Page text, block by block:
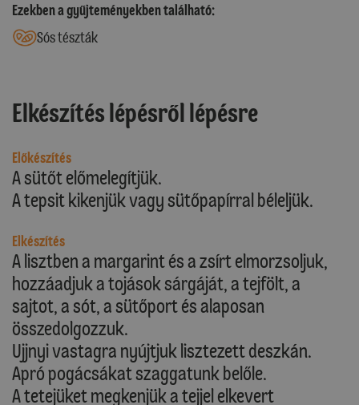
Ezekben a gyűjteményekben található:
Sós tészták
Elkészítés lépésről lépésre
Előkészítés
A sütőt előmelegítjük.
A tepsit kikenjük vagy sütőpapírral béleljük.
Elkészítés
A lisztben a margarint és a zsírt elmorzsoljuk,
hozzáadjuk a tojások sárgáját, a tejfölt, a
sajtot, a sót, a sütőport és alaposan
összedolgozzuk.
Ujjnyi vastagra nyújtjuk lisztezett deszkán.
Apró pogácsákat szaggatunk belőle.
A tetejüket megkenjük a tejjel elkevert